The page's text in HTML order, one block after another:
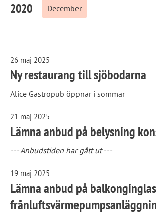
2020 December
26 maj 2025
Ny restaurang till sjöbodarna
Alice Gastropub öppnar i sommar
21 maj 2025
Lämna anbud på belysning
--- Anbudstiden har gått ut ---
19 maj 2025
Lämna anbud på